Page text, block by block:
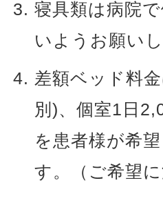
寝具類は病院
いようお願いし
差額ベッド料
別)、個室1日
を患者様が希
す。（ご希望